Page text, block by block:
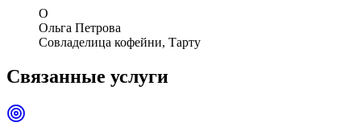
О
Ольга Петрова
Совладелица кофейни, Тарту
Связанные услуги